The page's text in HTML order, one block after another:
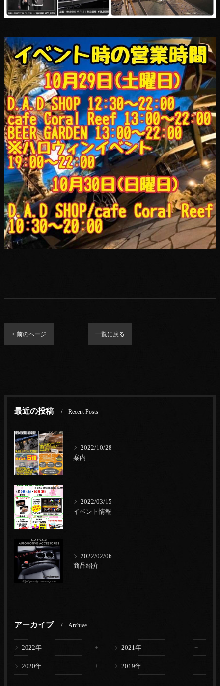
< 前のページ 一覧に戻る
最近の投稿 Recent Posts
2022/10/28
案内
2022/03/15
イベント情報
2022/02/06
商品紹介
アーカイブ Archive
2022年 2021年
2020年 2019年